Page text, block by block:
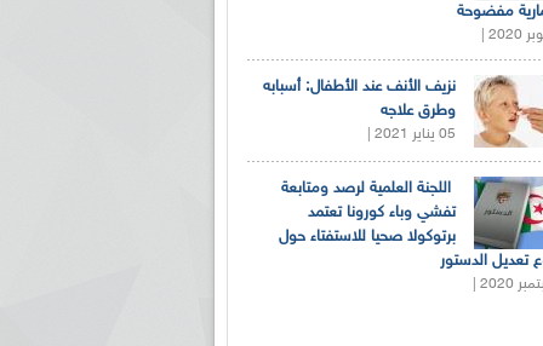
مفضوحة
نزيف الأنف عند الأطفال: أسبابه
وطرق علاجه
05 يناير 2021 |
اللجنة العلمية لرصد ومتابعة
تفشي وباء كورونا تعتمد
برتوكولا صحيا للاستفتاء حول
تعديل الدستور